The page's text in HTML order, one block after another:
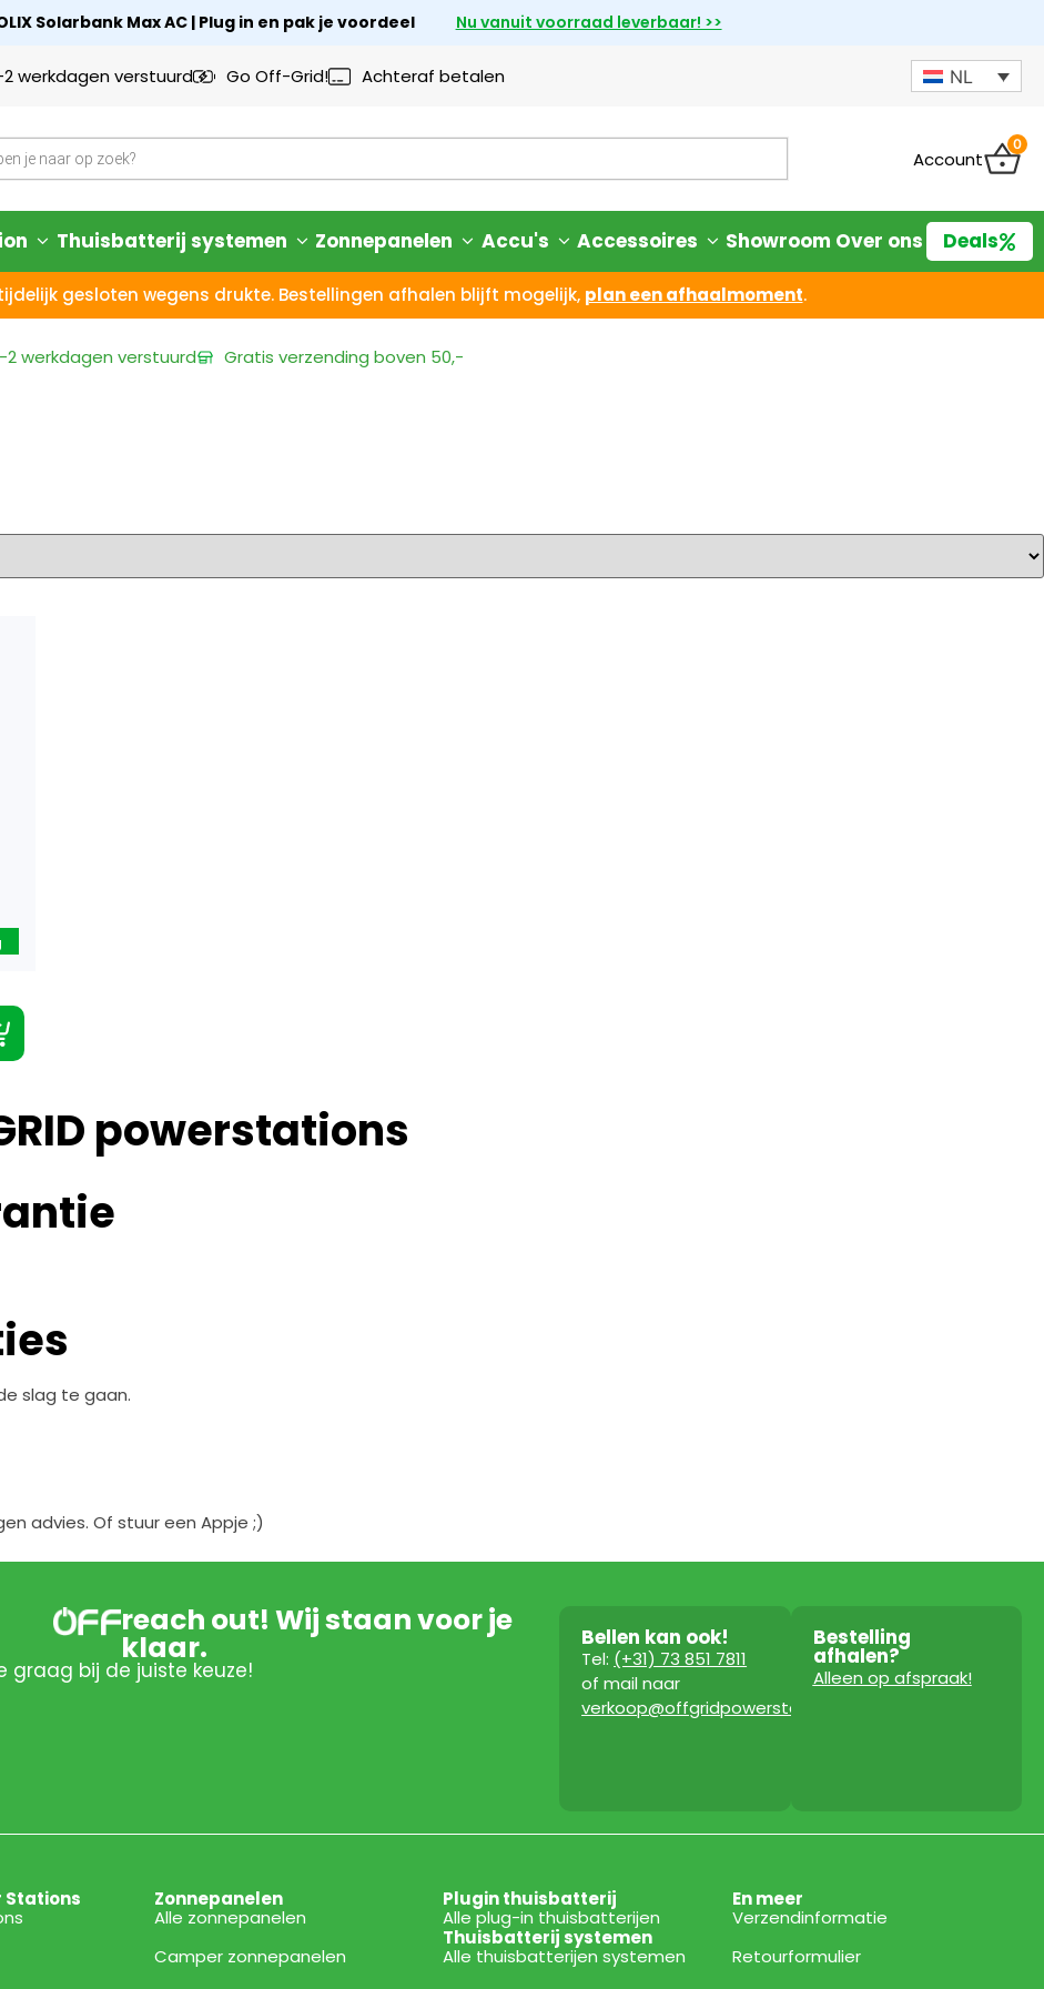
Solarbank Max AC | Plug in en pak je voordeel Nu vanuit voorraad leverbaar! >>
2 werkdagen verstuurd Go Off-Grid! Achteraf betalen NL
Account
0
Thuisbatterij systemen Zonnepanelen Accu's Accessoires Showroom Over ons Deals
gesloten wegens drukte. Bestellingen afhalen blijft mogelijk, plan een afhaalmoment.
2 werkdagen verstuurd Gratis verzending boven 50,-
powerstations
slag te gaan.
advies. Of stuur een Appje ;)
reach out! Wij staan voor je
klaar.
graag bij de juiste keuze!
Bellen kan ook!
Tel: (+31) 73 851 7811
of mail naar
verkoop@offgridpowerstation.com
Bestelling
afhalen?
Alleen op afspraak!
Stations
Zonnepanelen
Alle zonnepanelen
Camper zonnepanelen
Plugin thuisbatterij
Alle plug-in thuisbatterijen
Thuisbatterij systemen
Alle thuisbatterijen systemen
En meer
Verzendinformatie
Retourformulier